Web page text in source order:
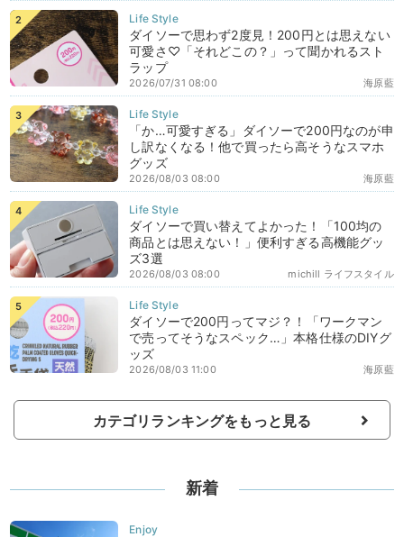
ダイソーで思わず2度見！200円とは思えない
可愛さ♡「それどこの？」って聞かれるスト
ラップ
海原藍
2026/07/31 08:00
「か…可愛すぎる」ダイソーで200円なのが申
し訳なくなる！他で買ったら高そうなスマホ
グッズ
海原藍
2026/08/03 08:00
ダイソーで買い替えてよかった！「100均の
商品とは思えない！」便利すぎる高機能グッ
ズ3選
michill ライフスタイル
2026/08/03 08:00
ダイソーで200円ってマジ？！「ワークマン
で売ってそうなスペック…」本格仕様のDIYグ
ッズ
海原藍
2026/08/03 11:00
カテゴリランキングをもっと見る
新着